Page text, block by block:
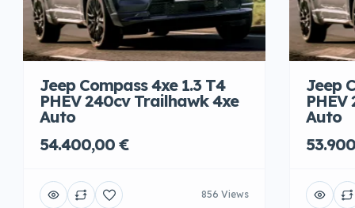
Jeep Compass 4xe 1.3 T4
PHEV 240cv Trailhawk 4xe
Auto
54.400,00 €
856 Views
Jeep
Auto